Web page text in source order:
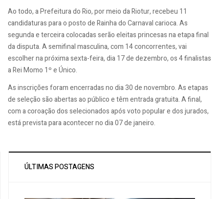
Ao todo, a Prefeitura do Rio, por meio da Riotur, recebeu 11
candidaturas para o posto de Rainha do Carnaval carioca. As
segunda e terceira colocadas serão eleitas princesas na etapa final
da disputa. A semifinal masculina, com 14 concorrentes, vai
escolher na próxima sexta-feira, dia 17 de dezembro, os 4 finalistas
a Rei Momo 1º e Único.
As inscrições foram encerradas no dia 30 de novembro. As etapas
de seleção são abertas ao público e têm entrada gratuita. A final,
com a coroação dos selecionados após voto popular e dos jurados,
está prevista para acontecer no dia 07 de janeiro.
ÚLTIMAS POSTAGENS